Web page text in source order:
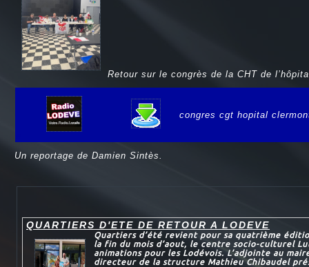
Retour sur le congrès de la CHT de
congres cgt hopital
Un reportage de Damien Sintès.
QUARTIERS D'ETE DE RETOUR A LODEVE
Quartiers d’été revient pour sa quatrième
la fin du mois d’aout, le centre socio-culturel
animations pour les Lodévois. L’adjointe au
directeur de la structure Mathieu Chibaudel